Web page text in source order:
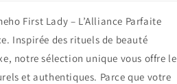
First Lady – L’Alliance Parfaite
Inspirée des rituels de beauté
notre sélection unique vous offre le
et authentiques. Parce que votre